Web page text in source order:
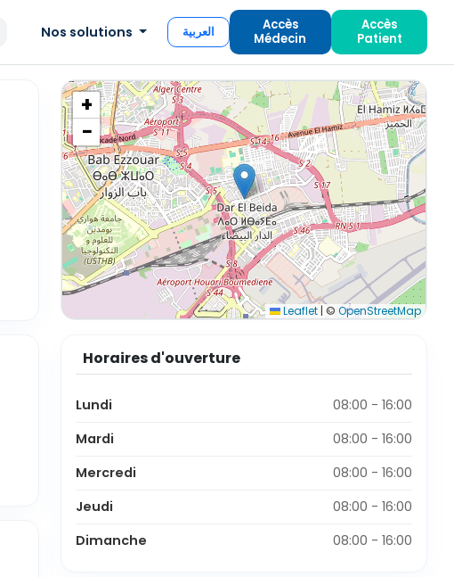
Nos solutions العربية
Accès
Médecin
Accès
Patient
+
−
Leaflet | © OpenStreetMap
Horaires d'ouverture
Lundi
08:00 - 16:00
Mardi
08:00 - 16:00
Mercredi
08:00 - 16:00
Jeudi
08:00 - 16:00
Dimanche
08:00 - 16:00